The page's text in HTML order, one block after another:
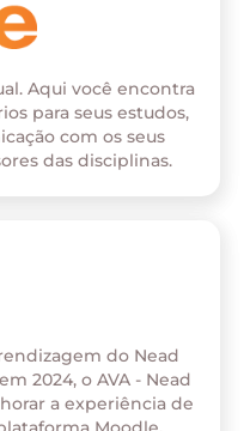
Aqui você encontra
para seus estudos,
com os seus
das disciplinas.
do Nead
2024, o AVA - Nead
a experiência de